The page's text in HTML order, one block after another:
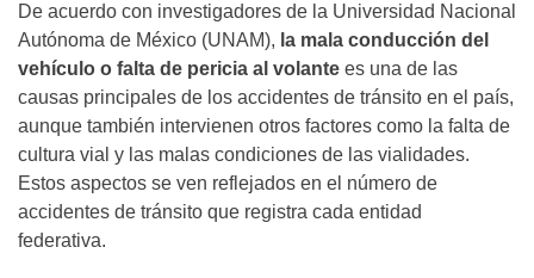
De acuerdo con investigadores de la Universidad Nacional
Autónoma de México (UNAM), la mala conducción del
vehículo o falta de pericia al volante es una de las
causas principales de los accidentes de tránsito en el país,
aunque también intervienen otros factores como la falta de
cultura vial y las malas condiciones de las vialidades.
Estos aspectos se ven reflejados en el número de
accidentes de tránsito que registra cada entidad
federativa.